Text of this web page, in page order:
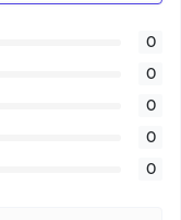
0
0
0
0
0